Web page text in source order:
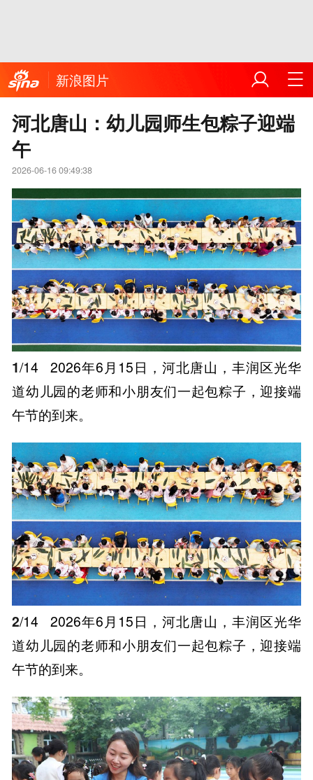
新浪图片
河北唐山：幼儿园师生包粽子迎端
午
2026-06-16 09:49:38
1/14
2026年6月15日，河北唐山，丰润区光华
道幼儿园的老师和小朋友们一起包粽子，迎接端
午节的到来。
2/14
2026年6月15日，河北唐山，丰润区光华
道幼儿园的老师和小朋友们一起包粽子，迎接端
午节的到来。